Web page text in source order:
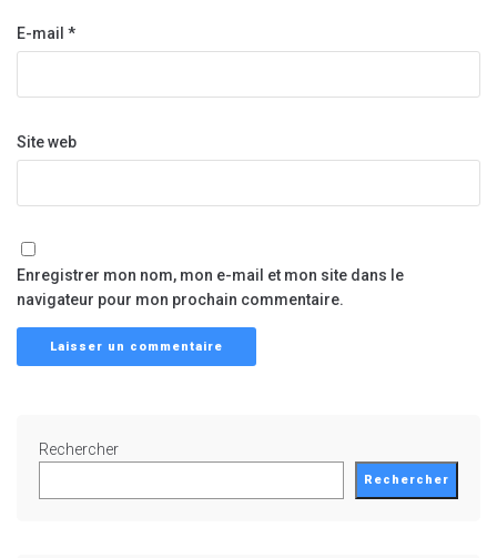
E-mail *
Site web
Enregistrer mon nom, mon e-mail et mon site dans le
navigateur pour mon prochain commentaire.
Rechercher
Rechercher